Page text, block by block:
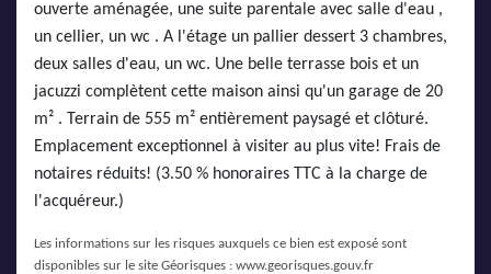
ouverte aménagée, une suite parentale avec salle d'eau ,
un cellier, un wc . A l'étage un pallier dessert 3 chambres,
deux salles d'eau, un wc. Une belle terrasse bois et un
jacuzzi complètent cette maison ainsi qu'un garage de 20
m² . Terrain de 555 m² entièrement paysagé et clôturé.
Emplacement exceptionnel à visiter au plus vite! Frais de
notaires réduits! (3.50 % honoraires TTC à la charge de
l'acquéreur.)
Les informations sur les risques auxquels ce bien est exposé sont
disponibles sur le site Géorisques : www.georisques.gouv.fr